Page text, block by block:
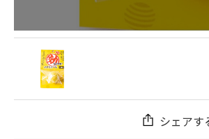
シェアす